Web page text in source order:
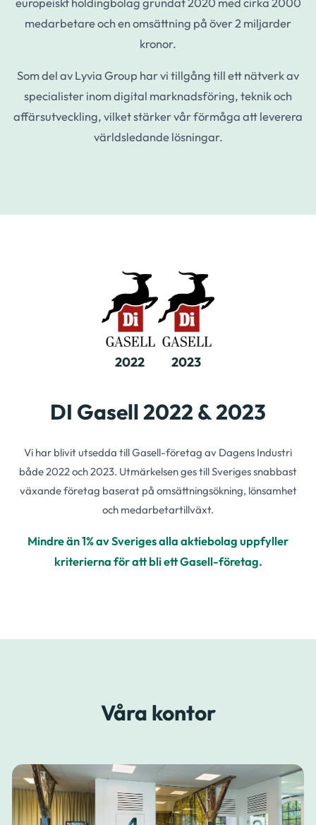
medarbetare och en omsättning på över 2 miljarder
kronor.
Som del av Lyvia Group har vi tillgång till ett nätverk av
specialister inom digital marknadsföring, teknik och
affärsutveckling, vilket stärker vår förmåga att leverera
världsledande lösningar.
2022 2023
DI Gasell 2022 & 2023
Vi har blivit utsedda till Gasell-företag av Dagens Industri
både 2022 och 2023. Utmärkelsen ges till Sveriges snabbast
växande företag baserat på omsättningsökning, lönsamhet
och medarbetartillväxt.
Mindre än 1% av Sveriges alla aktiebolag uppfyller
kriterierna för att bli ett Gasell-företag.
Våra kontor